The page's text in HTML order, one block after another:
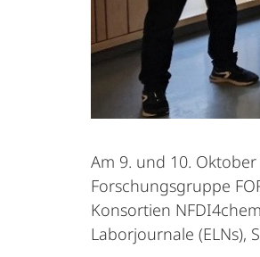
Am 9. und 10.
Forschungsgruppe
Konsortien
Laborjournale (ELNs),